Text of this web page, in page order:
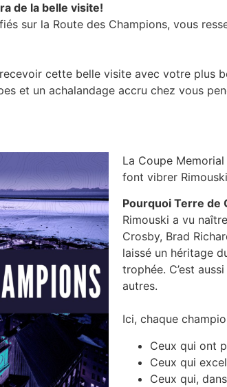
de la belle visite!
sur la Route des Champions, vous
cette belle visite avec votre plus
et un achalandage accru chez vous
La Coupe
font vibrer
Pourquoi Terre de
Rimouski a vu
Crosby, Brad
laissé un héritage
trophée. C’est
autres.
Ici, chaque
Ceux qui ont
Ceux qui
Ceux qui,